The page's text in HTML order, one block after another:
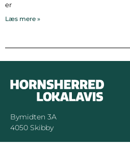
er
Læs mere »
Bymidten 3A
4050 Skibby